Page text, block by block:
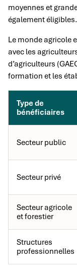
moyennes et
également éligibles.
Le monde agricole
avec les
d’agriculteurs
formation et les
Type de
bénéficiaires
Secteur public
Secteur privé
Secteur agricole
et forestier
Structures
professionnelles